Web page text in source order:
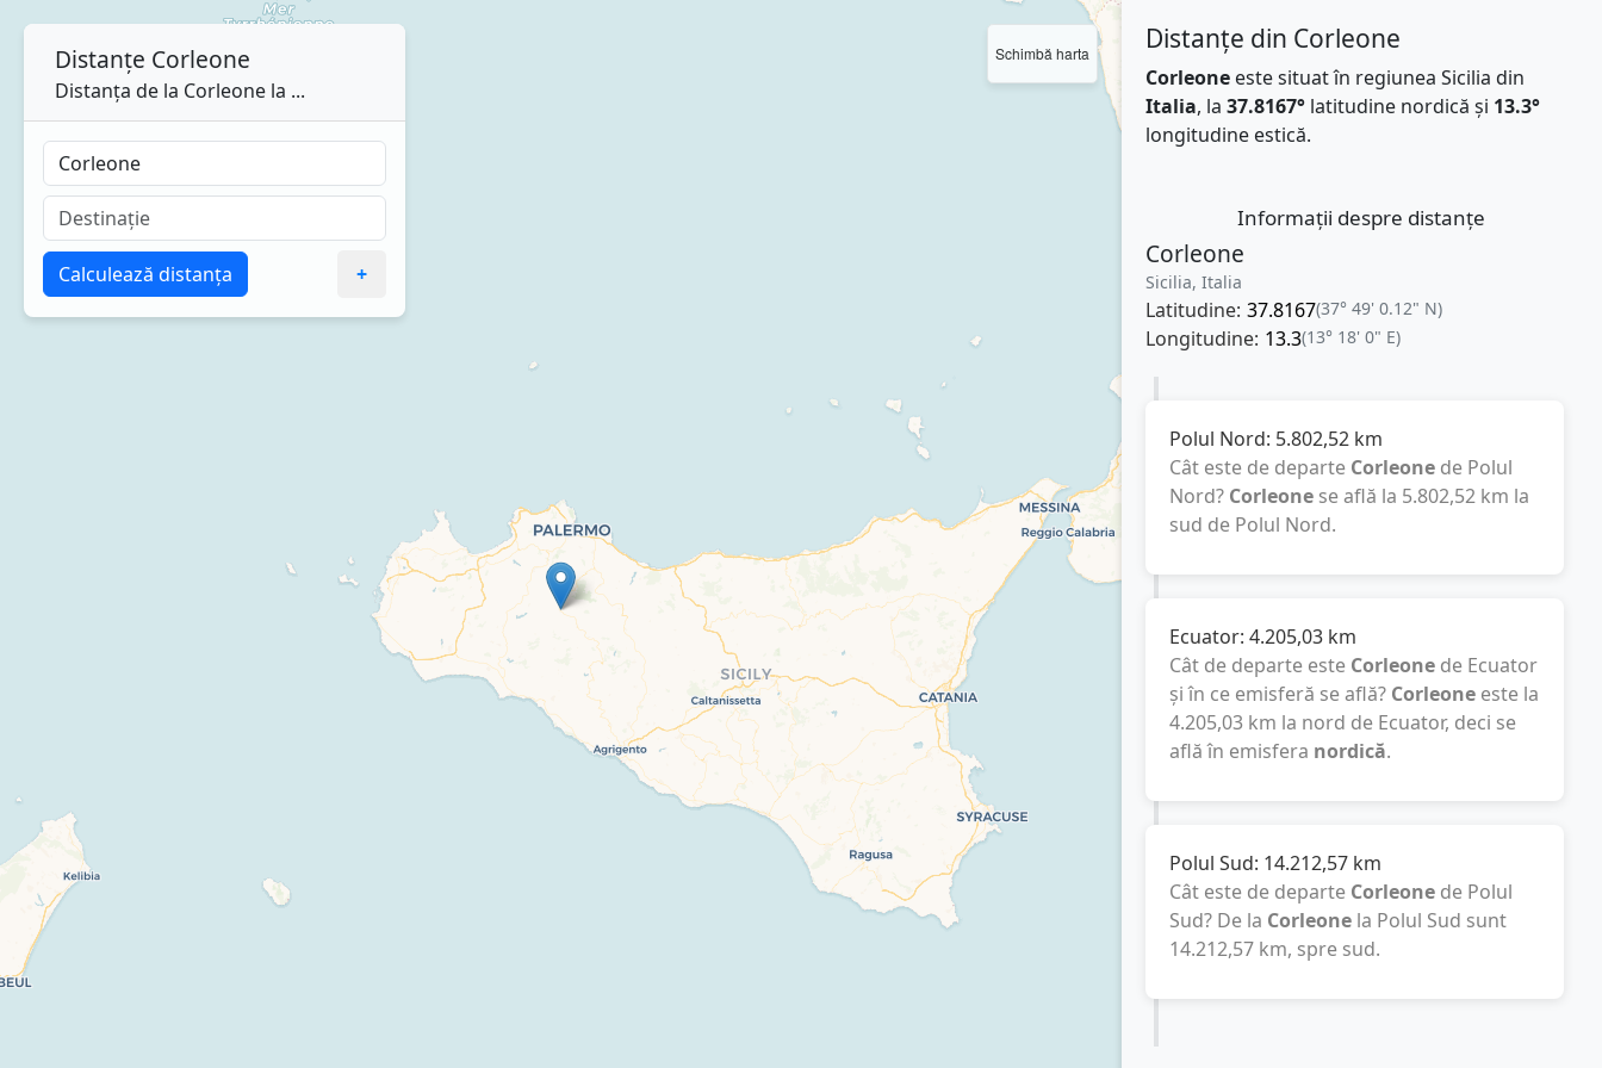
Schimbă harta Distanțe din Corleone
Corleoneeste situat în regiunea Sicilia din
Italia, la 37.8167°latitudine nordică și 13.3°
longitudine estică.
Informații despre distanțe
Corleone
Sicilia, Italia
Latitudine: 37.8167(37° 49' 0.12" N)
Longitudine: 13.3(13° 18' 0" E)
Polul Nord: 5.802,52 km
Cât este de departe Corleonede Polul
Nord? Corleonese află la 5.802,52 km la
sud de Polul Nord.
Ecuator: 4.205,03 km
Cât de departe este Corleonede Ecuator
și în ce emisferă se află? Corleoneeste la
4.205,03 km la nord de Ecuator, deci se
află în emisfera nordică.
Polul Sud: 14.212,57 km
Cât este de departe Corleonede Polul
Sud? De la Corleonela Polul Sud sunt
14.212,57 km, spre sud.
Distanțe Corleone
Distanța de la Corleone la ...
Calculează distanța +